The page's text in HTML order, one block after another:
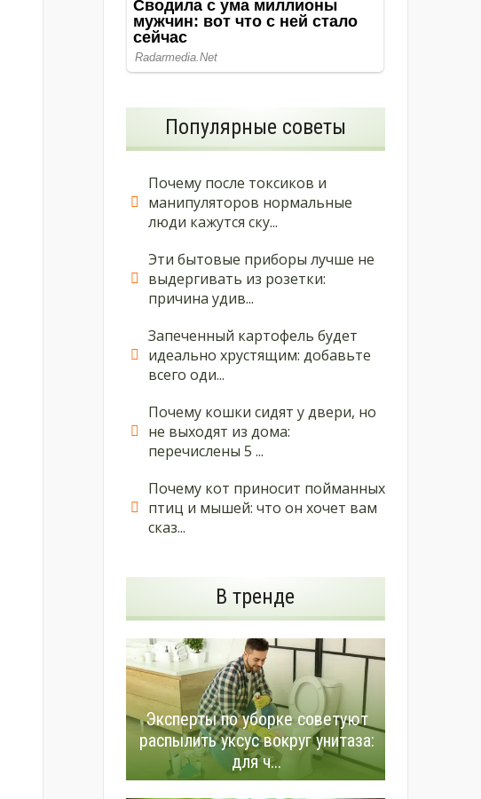
Популярные советы
Почему после токсиков и
манипуляторов нормальные
люди кажутся ску...
Эти бытовые приборы лучше не
выдергивать из розетки:
причина удив...
Запеченный картофель будет
идеально хрустящим: добавьте
всего оди...
Почему кошки сидят у двери, но
не выходят из дома:
перечислены 5 ...
Почему кот приносит пойманных
птиц и мышей: что он хочет вам
сказ...
В тренде
Эксперты по уборке советуют
распылить уксус вокруг унитаза:
для ч...